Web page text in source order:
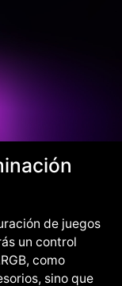
de juegos
un control
como
sino que